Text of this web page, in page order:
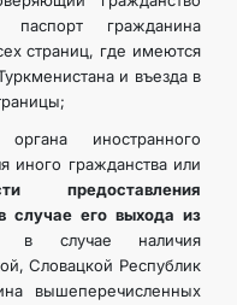
паспорт гражданина
страниц, где имеются
и въезда в
иностранного
иного гражданства или
предоставления
случае его выхода из
в случае наличия
Словацкой Республик
вышеперечисленных